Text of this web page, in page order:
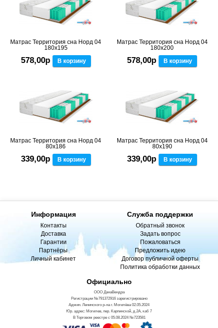
Матрас Территория сна Норд 04
180x195
578,00р В корзину
Матрас Территория сна Норд 04
180x200
578,00р В корзину
Матрас Территория сна Норд 04
80x186
339,00р В корзину
Матрас Территория сна Норд 04
80x190
339,00р В корзину
Информация
Контакты
Доставка
Гарантии
Партнёры
Личный кабинет
Служба поддержки
Обратный звонок
Задать вопрос
Пожаловаться
Предложить идею
Договор публичной оферты
Политика обработки данных
Официально
ООО ДанаВендра
Регистрации №791372916 зарегистрировано
Админ. Ленинского р-на г. Могилёва 02.05.2024
Юр. адрес: Могилев, пер. Карпинской, д.2А, каб 7
В Торговом реестре с 05.08.2024 №723581